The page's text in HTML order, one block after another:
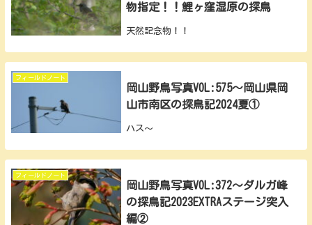
物指定！！鯉ヶ窪湿原の探鳥
天然記念物！！
フィールドノート
岡山野鳥写真VOL:575～岡山県岡
山市南区の探鳥記2024夏①
ハス〜
フィールドノート
岡山野鳥写真VOL:372～ダルガ峰
の探鳥記2023EXTRAステージ突入
編②